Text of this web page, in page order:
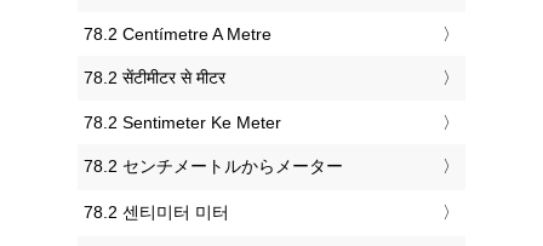
‎78.2 Centímetre A Metre
‎78.2 सेंटीमीटर से मीटर
‎78.2 Sentimeter Ke Meter
‎78.2 センチメートルからメーター
‎78.2 센티미터 미터